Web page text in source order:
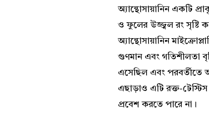
অ্যান্থোসায়ানিন একটি
ও ফুলের উজ্জ্বল রং সৃষ্টি
অ্যান্থোসায়ানিন
গুণমান এবং গতিশীলতা
এসেছিল এবং পরবর্তীতে
এছাড়াও এটি রক্ত-
প্রবেশ করতে পারে না।